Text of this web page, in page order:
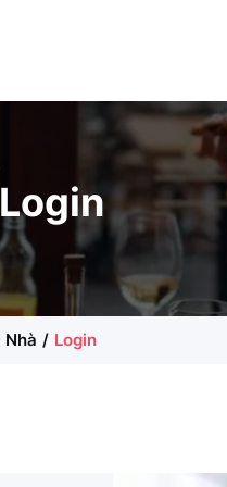
Login
Nhà Login